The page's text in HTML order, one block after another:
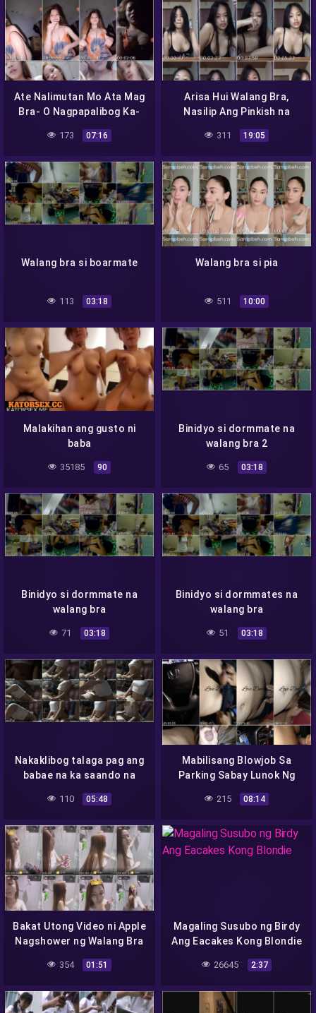
Ate Nalimutan Mo Ata Mag
Bra- O Nagpapalibog Ka-
173 07:16
Arisa Hui Walang Bra,
Nasilip Ang Pinkish na
311 19:05
Walang bra si boarmate
113 03:18
Walang bra si pia
511 10:00
Malakihan ang gusto ni
baba
35185 90
Binidyo si dormmate na
walang bra 2
65 03:18
Binidyo si dormmate na
walang bra
71 03:18
Binidyo si dormmates na
walang bra
51 03:18
Nakaklibog talaga pag ang
babae na ka saando na
110 05:48
Mabilisang Blowjob Sa
Parking Sabay Lunok Ng
V#1
215 08:14
Bakat Utong Video ni Apple
Nagshower ng Walang Bra
354 01:51
Magaling Susubo ng Birdy
Ang Eacakes Kong Blondie
26645 2:37